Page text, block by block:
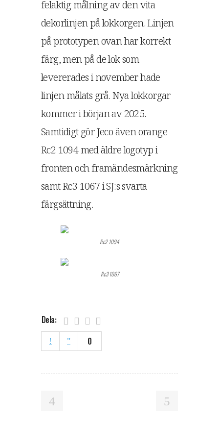
felaktig målning av den vita
dekorlinjen på lokkorgen. Linjen
på prototypen ovan har korrekt
färg, men på de lok som
levererades i november hade
linjen målats grå. Nya lokkorgar
kommer i början av 2025.
Samtidigt gör Jeco även orange
Rc2 1094 med äldre logotyp i
fronten och framändesmärkning
samt Rc3 1067 i SJ:s svarta
färgsättning.
Rc2 1094
Rc3 1067
Dela:
0